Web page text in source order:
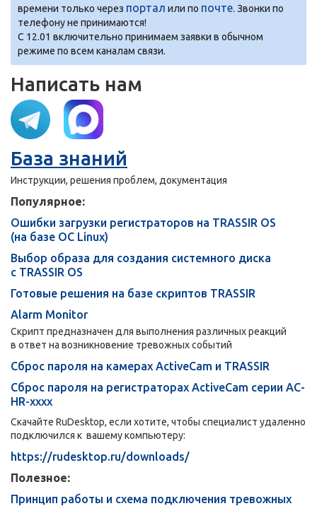
времени только через портал или по почте. Звонки по
телефону не принимаются!
С 12.01 включительно принимаем заявки в обычном
режиме по всем каналам связи.
Написать нам
База знаний
Инструкции, решения проблем, документация
Популярное:
Ошибки загрузки регистраторов на TRASSIR OS
(на базе ОС Linux)
Выбор образа для создания системного диска
с TRASSIR OS
Готовые решения на базе скриптов TRASSIR
Alarm Monitor
Скрипт предназначен для выполнения различных реакций
в ответ на возникновение тревожных событий
Сброс пароля на камерах ActiveCam и TRASSIR
Сброс пароля на регистраторах ActiveСam серии AC-
HR-xxxx
Скачайте RuDesktop, если хотите, чтобы специалист удаленно
подключился к вашему компьютеру:
https://rudesktop.ru/downloads/
Полезное:
Принцип работы и схема подключения тревожных